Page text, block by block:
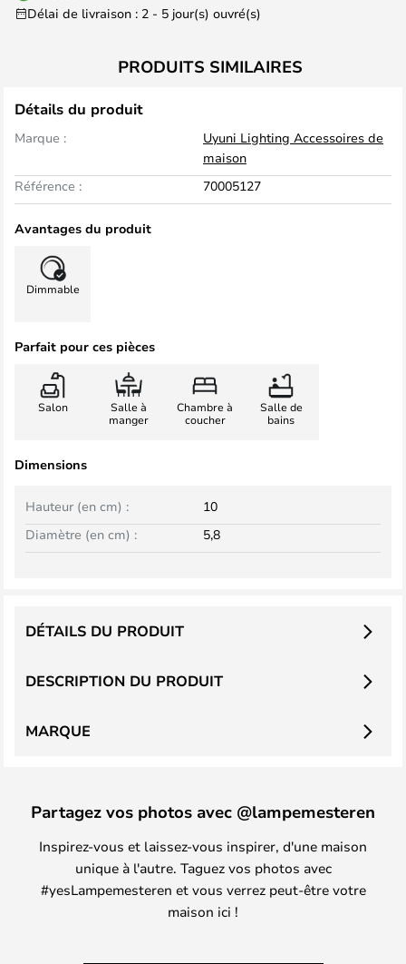
Délai de livraison : 2 - 5 jour(s) ouvré(s)
PRODUITS SIMILAIRES
Détails du produit
Marque :
Uyuni Lighting Accessoires de
maison
Référence :
70005127
Avantages du produit
Dimmable
Parfait pour ces pièces
Salon
Salle à
manger
Chambre à
coucher
Salle de
bains
Dimensions
Hauteur (en cm) :
10
Diamètre (en cm) :
5,8
DESCRIPTION DU PRODUIT
DÉTAILS DU PRODUIT
MARQUE
Partagez vos photos avec @lampemesteren
Inspirez-vous et laissez-vous inspirer, d'une maison
unique à l'autre. Taguez vos photos avec
#yesLampemesteren et vous verrez peut-être votre
maison ici !